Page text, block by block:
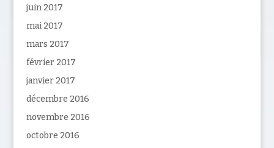
juin 2017
mai 2017
mars 2017
février 2017
janvier 2017
décembre 2016
novembre 2016
octobre 2016